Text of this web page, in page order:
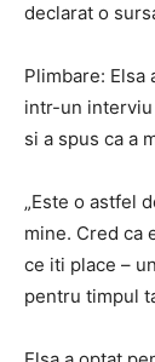
declarat o
Plimbare:
intr-un interviu
si a spus ca a
„Este o astfel
mine. Cred ca
ce iti place –
pentru timpul